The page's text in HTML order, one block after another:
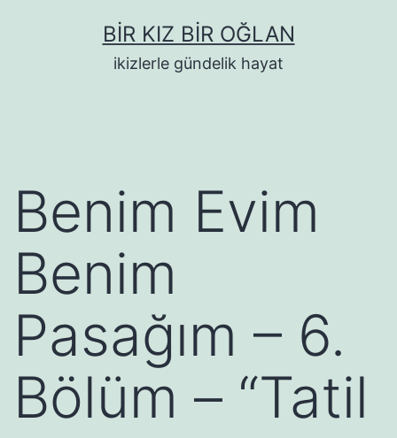
BIR KIZ BIR OĞLAN
ikizlerle gündelik hayat
Benim Evim
Benim
Pasağım – 6.
Bölüm – “Tatil